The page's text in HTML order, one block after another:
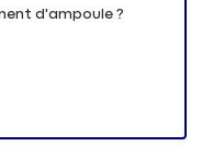
d'ampoule ?